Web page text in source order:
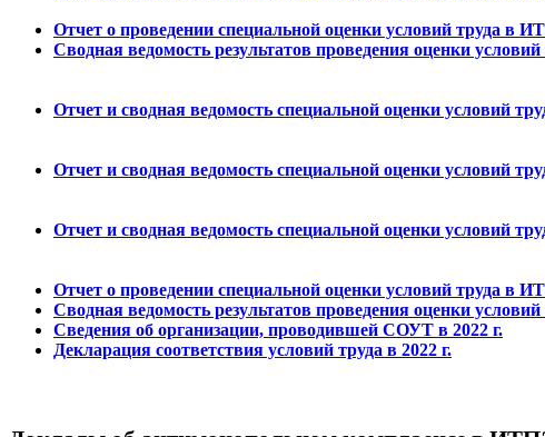
Отчет о проведении специальной оценки условий труда в
Сводная ведомость результатов проведения оценки условий
Отчет и сводная ведомость специальной оценки условий
Отчет и сводная ведомость специальной оценки условий
Отчет и сводная ведомость специальной оценки условий
Отчет о проведении специальной оценки условий труда в
Сводная ведомость результатов проведения оценки условий
Сведения об организации, проводившей СОУТ в 2022 г.
Декларация соответствия условий труда в 2022 г.